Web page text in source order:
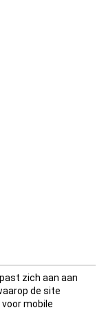
zich aan aan
de site
mobile